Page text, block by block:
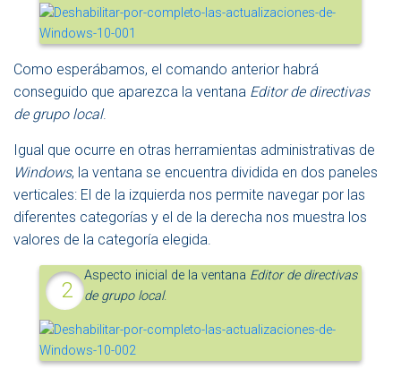
Como esperábamos, el comando anterior habrá
conseguido que aparezca la ventana Editor de directivas
de grupo local.
Igual que ocurre en otras herramientas administrativas de
Windows, la ventana se encuentra dividida en dos paneles
verticales: El de la izquierda nos permite navegar por las
diferentes categorías y el de la derecha nos muestra los
valores de la categoría elegida.
Aspecto inicial de la ventana Editor de directivas
de grupo local.